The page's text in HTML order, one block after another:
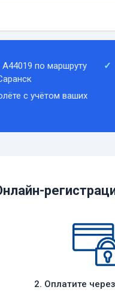
A44019 по маршруту
с учётом ваших
2. Оплатите